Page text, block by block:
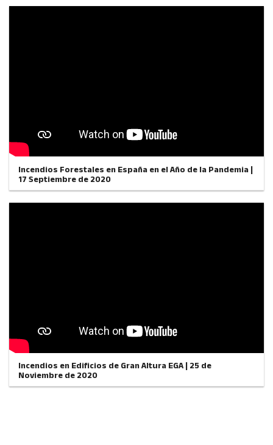
Incendios Forestales en España en el Año de la Pandemia |
17 Septiembre de 2020
Incendios en Edificios de Gran Altura EGA | 25 de
Noviembre de 2020